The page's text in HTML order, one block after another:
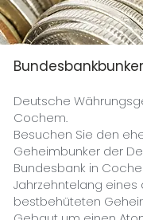
Deutsche
Cochem.
Besuchen Sie den
Geheimbunker der
Bundesbank in
Jahrzehntelang eines
bestbehüteten